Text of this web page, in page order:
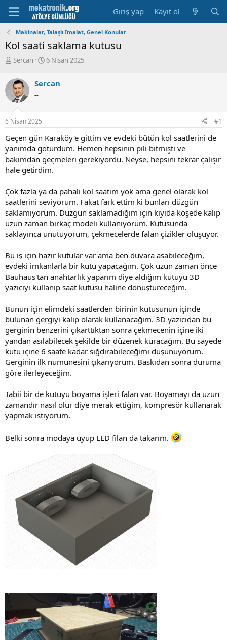
Giriş yap Kayıt ol
Makinalar, Talaşlı İmalat, Genel Konular
Kol saati saklama kutusu
K
n
u
y
u
b
a
l
a
t
a
Sercan
B
l
a
r
i
h
i
6 Nisan 2025
Sercan
--
6 Nisan 2025 #1
Geçen gün Karaköy'e gittim ve evdeki bütün kol saatlerini de
yanımda götürdüm. Hemen hepsinin pili bitmişti ve
bakımdan geçmeleri gerekiyordu. Neyse, hepsini tekrar çalışır
hale getirdim.
Çok fazla ya da pahalı kol saatim yok ama genel olarak kol
saatlerini seviyorum. Fakat fark ettim ki bunları düzgün
saklamıyorum. Düzgün saklamadığım için kıyıda köşede kalıp
uzun zaman birkaç modeli kullanıyorum. Kutusunda
saklayınca unutuyorum, çekmecelerde falan çizikler oluşuyor.
Bu iş için hazır kutular var ama ben duvara asabileceğim,
evdeki imkanlarla bir kutu yapacağım. Çok uzun zaman önce
Bauhaus'tan anahtarlık yaparım diye aldığım kutuyu 3D
yazıcıyı kullanıp saat kutusu haline dönüştüreceğim.
Bunun için elimdeki saatlerden birinin kutusunun içinde
bulunan gergiyi kalıp olarak kullanacağım. 3D yazıcıdan bu
gerginin benzerini çıkarttıktan sonra çekmecenin içine iki
yandan asılabilecek şekilde bir düzenek kuracağım. Bu sayede
kutu içine 6 saate kadar sığdırabileceğimi düşünüyorum.
Gerginin ilk numunesini çıkarıyorum. Baskıdan sonra duruma
göre ilerleyeceğim.
Tabii bir de kutuyu boyama işleri falan var. Boyamayı da uzun
zamandır nasıl olur diye merak ettiğim, kompresör kullanarak
yapmak istiyorum.
Belki sonra modaya uyup LED filan da takarım.